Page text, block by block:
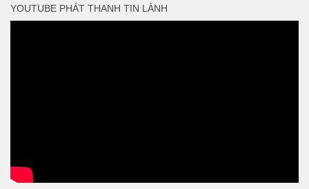
YOUTUBE PHÁT THANH TIN LÀNH